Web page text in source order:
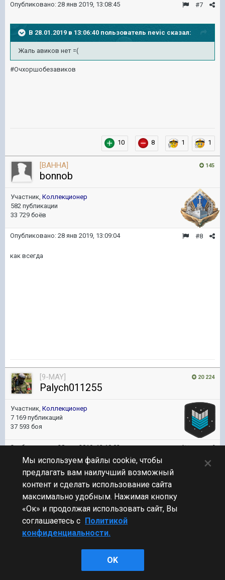
#7
Опубликовано: 28 янв 2019, 13:08:45
В 28.01.2019 в 13:06:40 пользователь nevic сказал:
Жаль авиков нет =(
#Очхоршобезавиков
10 8 1 1
145
[BAHHA]
bonnob
Участник, Коллекционер
582 публикации
33 729 боёв
#8
Опубликовано: 28 янв 2019, 13:09:04
как всегда
20 224
[9-MAY]
Palych011255
Участник, Коллекционер
7 169 публикаций
37 593 боя
#9
Опубликовано:28 янв 2019, 13:10:02
В 28.01.2019 в 13:06:40 пользовательnevicсказал:
Жаль авиковнет =(
У меня 4 девятки и все в ПВО.. Беда.
Поиграю немного, с режимом знаком. Скучно точно не будет.
Мы используем файлы cookie, чтобы
предлагать вам наилучший возможный
контент и сделать использование сайта
максимально удобным. Нажимая кнопку
«Ок» и продолжая использовать сайт, Вы
соглашаетесь с Политикой
конфиденциальности.
OK
×